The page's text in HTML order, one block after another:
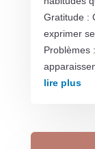
Gratitude :
exprimer
Problèmes
lire plus